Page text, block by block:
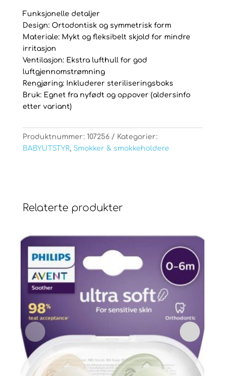
Funksjonelle detaljer
Design: Ortodontisk og symmetrisk form
Materiale: Mykt og fleksibelt skjold for mindre
irritasjon
Ventilasjon: Ekstra lufthull for god
luftgjennomstrømning
Rengjøring: Inkluderer steriliseringsboks
Bruk: Egnet fra nyfødt og oppover (aldersinfo
etter variant)
Produktnummer: 107256
Kategorier:
BABYUTSTYR, Smokker & smokkeholdere
Relaterte produkter